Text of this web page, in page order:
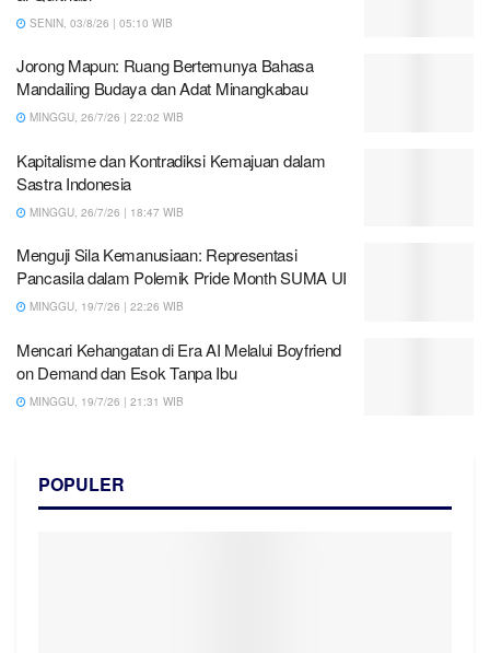
SENIN, 03/8/26 | 05:10 WIB
Jorong Mapun: Ruang Bertemunya Bahasa
Mandailing Budaya dan Adat Minangkabau
MINGGU, 26/7/26 | 22:02 WIB
Kapitalisme dan Kontradiksi Kemajuan dalam
Sastra Indonesia
MINGGU, 26/7/26 | 18:47 WIB
Menguji Sila Kemanusiaan: Representasi
Pancasila dalam Polemik Pride Month SUMA UI
MINGGU, 19/7/26 | 22:26 WIB
Mencari Kehangatan di Era AI Melalui Boyfriend
on Demand dan Esok Tanpa Ibu
MINGGU, 19/7/26 | 21:31 WIB
POPULER